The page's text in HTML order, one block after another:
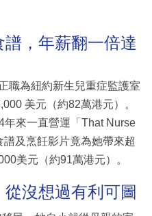
，年薪翻一倍達
職為紐約新生兒重症監護室
美元（約82萬港元）。
來一直營運「That Nurse
及烹飪影片竟為她帶來超
美元（約91萬港元）。
沒想過有利可圖